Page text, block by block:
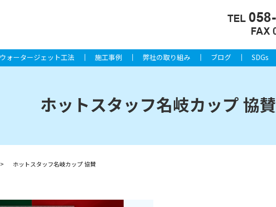
ウォータージェット工法 施工事例 弊社の取り組み ブログ SDGs
ホットスタッフ名岐カップ 協賛
ホットスタッフ名岐カップ 協賛